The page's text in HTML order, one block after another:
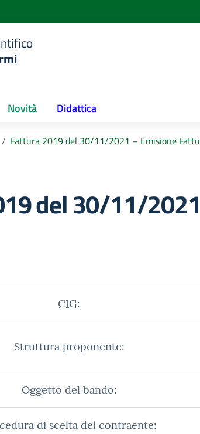
Novità Didattica
Fattura 2019 del 30/11/2021 – Emisione
del 30/11/
CIG:
Struttura proponente:
Oggetto del bando:
di scelta del contraente: